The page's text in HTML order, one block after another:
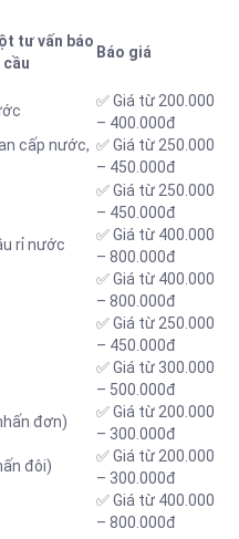
tư vấn báo
Báo giá
✅ Giá từ 200.000
– 400.000đ
cấp nước, ✅ Giá từ 250.000
– 450.000đ
✅ Giá từ 250.000
– 450.000đ
rỉ nước
✅ Giá từ 400.000
– 800.000đ
✅ Giá từ 400.000
– 800.000đ
✅ Giá từ 250.000
– 450.000đ
✅ Giá từ 300.000
– 500.000đ
đơn)
✅ Giá từ 200.000
– 300.000đ
đôi)
✅ Giá từ 200.000
– 300.000đ
✅ Giá từ 400.000
– 800.000đ